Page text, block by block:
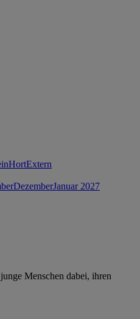
HortExtern
DezemberJanuar 2027
Menschen dabei, ihren